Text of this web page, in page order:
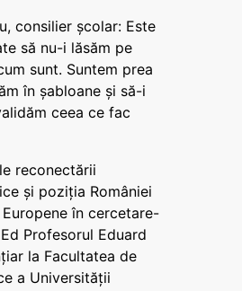
consilier școlar: Este
să nu-i lăsăm pe
sunt. Suntem prea
în șabloane și să-i
ceea ce fac
reconectării
și poziția României
în cercetare-
Profesorul Eduard
la Facultatea de
a Universității